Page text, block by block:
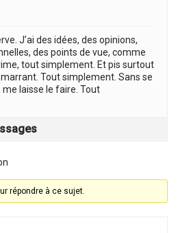
J’ai des idées, des opinions,
des points de vue, comme
tout simplement. Et pis surtout
Tout simplement. Sans se
laisse le faire. Tout
répondre à ce sujet.